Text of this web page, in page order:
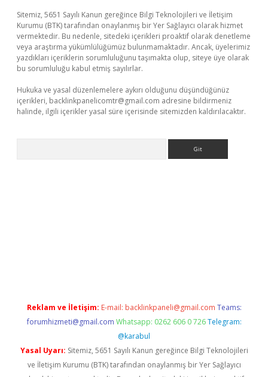
Sitemiz, 5651 Sayılı Kanun gereğince Bilgi Teknolojileri ve İletişim
Kurumu (BTK) tarafından onaylanmış bir Yer Sağlayıcı olarak hizmet
vermektedir. Bu nedenle, sitedeki içerikleri proaktif olarak denetleme
veya araştırma yükümlülüğümüz bulunmamaktadır. Ancak, üyelerimiz
yazdıkları içeriklerin sorumluluğunu taşımakta olup, siteye üye olarak
bu sorumluluğu kabul etmiş sayılırlar.
Hukuka ve yasal düzenlemelere aykırı olduğunu düşündüğünüz
içerikleri, backlinkpanelicomtr@gmail.com adresine bildirmeniz
halinde, ilgili içerikler yasal süre içerisinde sitemizden kaldırılacaktır.
Reklam ve İletişim: E-mail: backlinkpaneli@gmail.com Teams:
forumhizmeti@gmail.com Whatsapp: 0262 606 0 726 Telegram:
@karabul
Yasal Uyarı: Sitemiz, 5651 Sayılı Kanun gereğince Bilgi Teknolojileri
ve İletişim Kurumu (BTK) tarafından onaylanmış bir Yer Sağlayıcı